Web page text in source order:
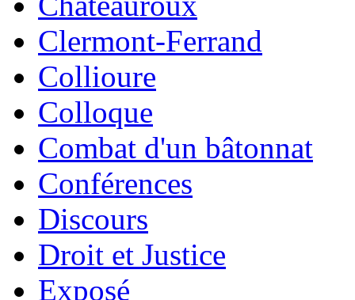
Clermont-Ferrand
Collioure
Colloque
Combat d'un bâtonnat
Conférences
Discours
Droit et Justice
Exposé